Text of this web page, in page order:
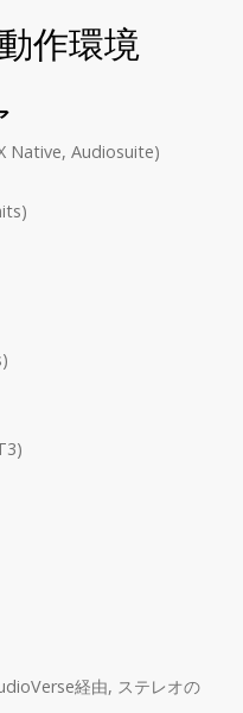
作環境
Native, Audiosuite)
経由, ステレオの